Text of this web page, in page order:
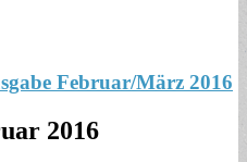
Februar/März 2016
2016